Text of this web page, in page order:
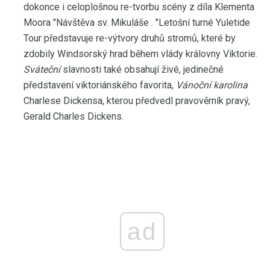
dokonce i celoplošnou re-tvorbu scény z díla Klementa
Moora "Návštěva sv. Mikuláše . "Letošní turné Yuletide
Tour představuje re-výtvory druhů stromů, které by
zdobily Windsorský hrad během vlády královny Viktorie.
Svátečníslavnosti také obsahují živé, jedinečné
představení viktoriánského favorita, Vánoční karolina
Charlese Dickensa, kterou předvedl pravověrník pravý,
Gerald Charles Dickens.
ad